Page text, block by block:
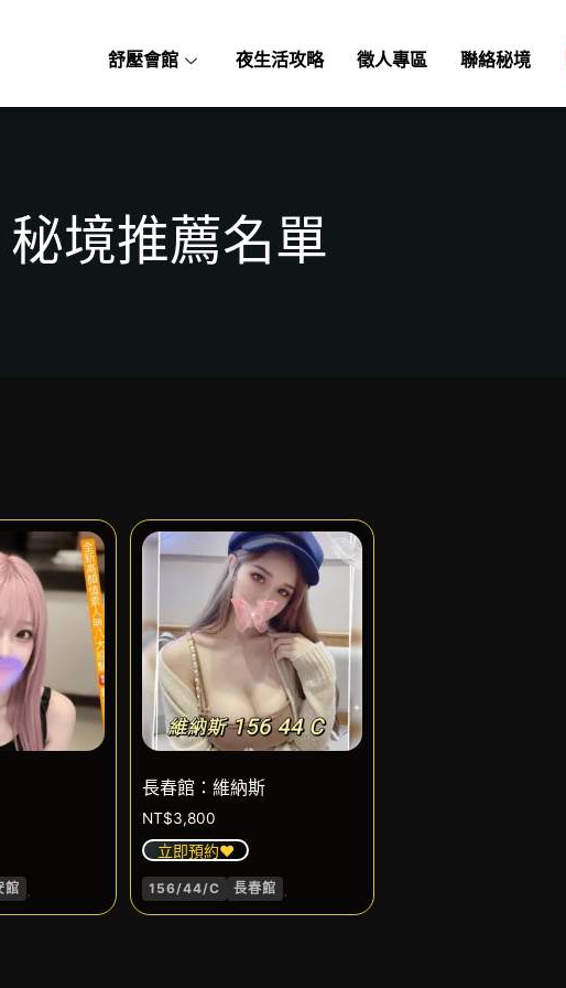
舒壓會館 夜生活攻略 徵人專區 聯絡秘境
秘境推薦名單
館 .
長春館：維納斯
NT$3,800
立即預約❤️
156/44/C 長春館 .